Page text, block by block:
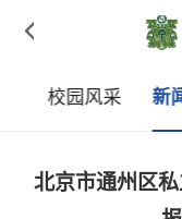

校园风采 新
北京市通州区